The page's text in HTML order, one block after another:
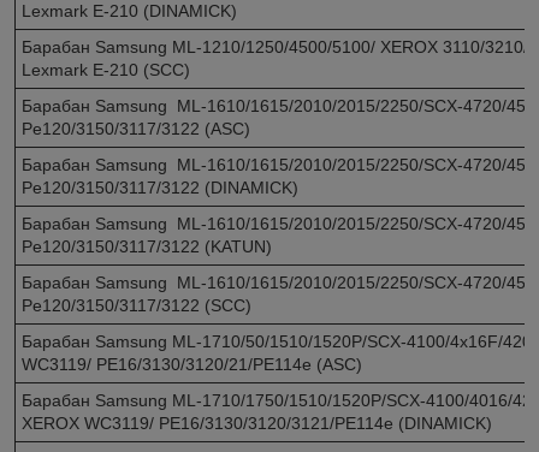
Lexmark E-210 (DINAMICK)
Барабан Samsung ML-1210/1250/4500/5100/ XEROX 3110/3210/
Lexmark E-210 (SCC)
Барабан Samsung ML-1610/1615/2010/2015/2250/SCX-4720/
Pe120/3150/3117/3122 (ASC)
Барабан Samsung ML-1610/1615/2010/2015/2250/SCX-4720/
Pe120/3150/3117/3122 (DINAMICK)
Барабан Samsung ML-1610/1615/2010/2015/2250/SCX-4720/
Pe120/3150/3117/3122 (KATUN)
Барабан Samsung ML-1610/1615/2010/2015/2250/SCX-4720/
Pe120/3150/3117/3122 (SCC)
Барабан Samsung ML-1710/50/1510/1520P/SCX-4100/4x16F/
WC3119/ РE16/3130/3120/21/PE114e (ASC)
Барабан Samsung ML-1710/1750/1510/1520P/SCX-4100/4016/
XEROX WC3119/ РE16/3130/3120/3121/PE114e (DINAMICK)